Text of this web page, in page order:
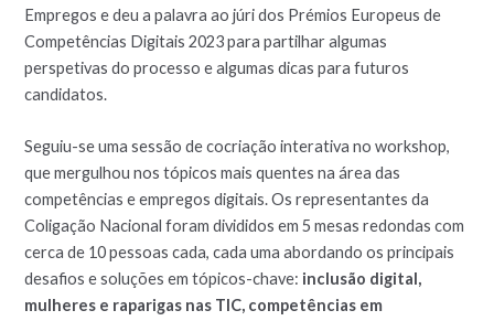
Empregos e deu a palavra ao júri dos Prémios Europeus de
Competências Digitais 2023 para partilhar algumas
perspetivas do processo e algumas dicas para futuros
candidatos.
Seguiu-se uma sessão de cocriação interativa no workshop,
que mergulhou nos tópicos mais quentes na área das
competências e empregos digitais. Os representantes da
Coligação Nacional foram divididos em 5 mesas redondas com
cerca de 10 pessoas cada, cada uma abordando os principais
desafios e soluções em tópicos-chave: inclusão digital,
mulheres e raparigas nas TIC, competências em